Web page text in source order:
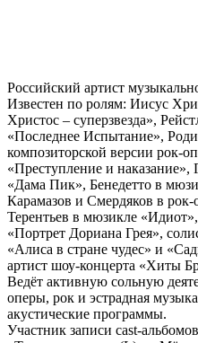
Российский артист
Известен по ролям: Иисус
Христос – суперзвезда»,
«Последнее Испытание»,
композиторской версии рок-
«Преступление и
«Дама Пик», Бенедетто в
Карамазов и Смердяков в
Терентьев в мюзикле
«Портрет Дориана Грея»,
«Алиса в стране чудес» и
артист шоу-концерта «Хиты
Ведёт активную сольную
оперы, рок и эстрадная
акустические программы.
Участник записи cast-